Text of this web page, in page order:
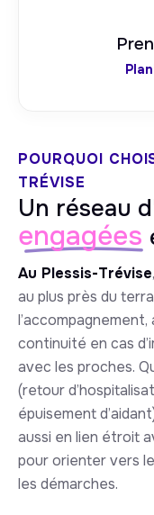
POURQUOI
TRÉVISE
Un réseau
engagées
Au Plessis-Trévise
au plus près du
continuité en cas
avec les proches.
(retour
épuisement
aussi en lien étroit
pour orienter vers
les démarches.